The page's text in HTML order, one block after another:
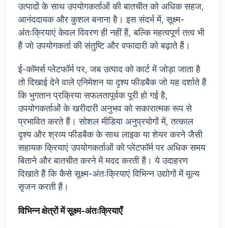
उत्पादों के साथ उपयोगकर्ताओं की बातचीत को अधिक सहज,
आनंददायक और कुशल बनाना है। इस संदर्भ में, सूक्ष्म-
अंतःक्रियाएं केवल विवरण ही नहीं हैं, बल्कि महत्वपूर्ण तत्व भी
हैं जो उपयोगकर्ता की संतुष्टि और वफादारी को बढ़ाते हैं।
ई-कॉमर्स प्लेटफॉर्म पर, जब उत्पाद को कार्ट में जोड़ा जाता है
तो दिखाई देने वाले एनिमेशन या दृश्य फीडबैक जो यह दर्शाते हैं
कि भुगतान प्रक्रिया सफलतापूर्वक पूरी हो गई है,
उपयोगकर्ताओं के खरीदारी अनुभव को सकारात्मक रूप से
प्रभावित करते हैं। सोशल मीडिया अनुप्रयोगों में, तत्काल
दृश्य और श्रव्य फीडबैक के साथ लाइक या शेयर करने जैसी
सहायक क्रियाएं उपयोगकर्ताओं को प्लेटफॉर्म पर अधिक समय
बिताने और बातचीत करने में मदद करती हैं। ये उदाहरण
दिखाते हैं कि कैसे सूक्ष्म-अंतःक्रियाएं विभिन्न उद्योगों में मूल्य
सृजन करती हैं।
विभिन्न क्षेत्रों में सूक्ष्म-अंतःक्रियाएँ